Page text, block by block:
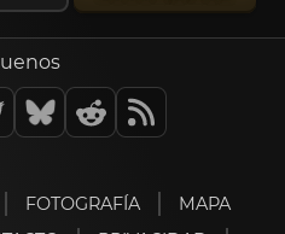
FOTOGRAFÍA
MAPA